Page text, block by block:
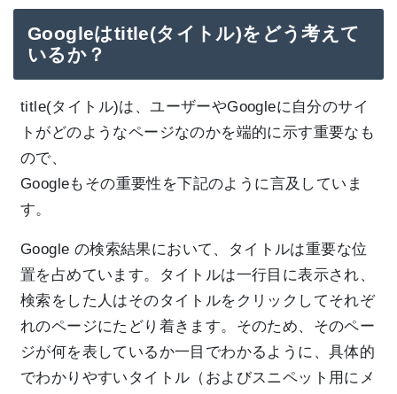
Googleはtitle(タイトル)をどう考えて
いるか？
title(タイトル)は、ユーザーやGoogleに自分のサイ
トがどのようなページなのかを端的に示す重要なも
ので、
Googleもその重要性を下記のように言及していま
す。
Google の検索結果において、タイトルは重要な位
置を占めています。タイトルは一行目に表示され、
検索をした人はそのタイトルをクリックしてそれぞ
れのページにたどり着きます。そのため、そのペー
ジが何を表しているか一目でわかるように、具体的
でわかりやすいタイトル（およびスニペット用にメ